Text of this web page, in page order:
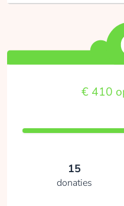
€ 410
15
donaties